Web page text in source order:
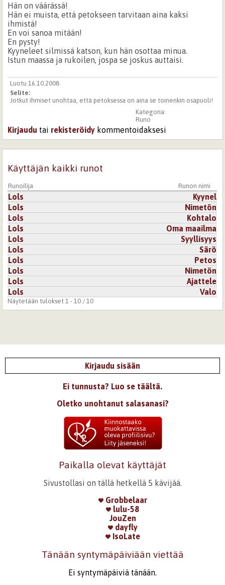
Hän on väärässä!
Hän ei muista, että petokseen tarvitaan aina kaksi
ihmistä!
En voi sanoa mitään!
En pysty!
Kyyneleet silmissä katson, kun hän osottaa minua.
Istun maassa ja rukoilen, jospa se joskus auttaisi.
Luotu 16.10.2008
Selite:
Jotkut ihmiset unohtaa, että petoksessa on aina se toinenkin osapuoli!
Kategoria:
Runo
Kirjaudu tai rekisteröidy kommentoidaksesi
Käyttäjän kaikki runot
Runoilija Runon nimi
Lols
Kyynel
Lols
Nimetön
Lols
Kohtalo
Lols
Oma maailma
Lols
Syyllisyys
Lols
Särö
Lols
Petos
Lols
Nimetön
Lols
Ajattele
Lols
Valo
Näytetään tulokset 1 - 10 / 10
Kirjaudu sisään
Ei tunnusta? Luo se täältä.
Oletko unohtanut salasanasi?
Paikalla olevat käyttäjät
Sivustollasi on tällä hetkellä 5 kävijää.
Grobbelaar
lulu-58
JouZen
dayfly
IsoLate
Tänään syntymäpäiviään viettää
Ei syntymäpäiviä tänään.